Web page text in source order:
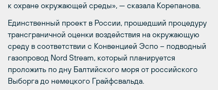
к охране окружающей среды», — сказала Корепанова.
Единственный проект в России, прошедший процедуру
трансграничной оценки воздействия на окружающую
среду в соответствии с Конвенцией Эспо – подводный
газопровод Nord Stream, который планируется
проложить по дну Балтийского моря от российского
Выборга до немецкого Грайфсвальда.